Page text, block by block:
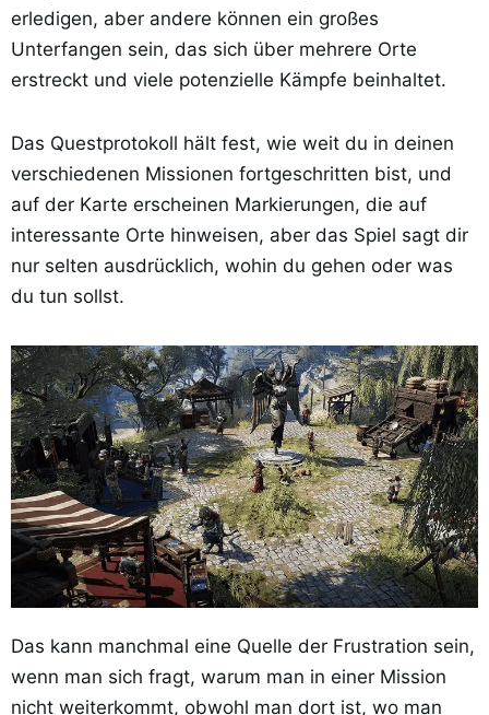
erledigen, aber andere können ein großes
Unterfangen sein, das sich über mehrere Orte
erstreckt und viele potenzielle Kämpfe beinhaltet.
Das Questprotokoll hält fest, wie weit du in deinen
verschiedenen Missionen fortgeschritten bist, und
auf der Karte erscheinen Markierungen, die auf
interessante Orte hinweisen, aber das Spiel sagt dir
nur selten ausdrücklich, wohin du gehen oder was
du tun sollst.
Das kann manchmal eine Quelle der Frustration sein,
wenn man sich fragt, warum man in einer Mission
nicht weiterkommt, obwohl man dort ist, wo man